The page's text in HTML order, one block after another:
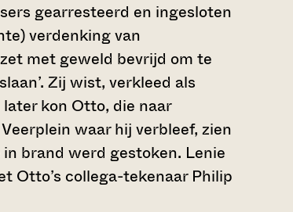
gearresteerd en ingesloten
verdenking van
met geweld bevrijd om te
Zij wist, verkleed als
kon Otto, die naar
waar hij verbleef, zien
brand werd gestoken. Lenie
Otto’s collega-tekenaar Philip